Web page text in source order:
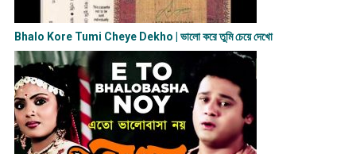
Bhalo Kore Tumi Cheye Dekho | ভালো করে তুমি চেয়ে দেখো